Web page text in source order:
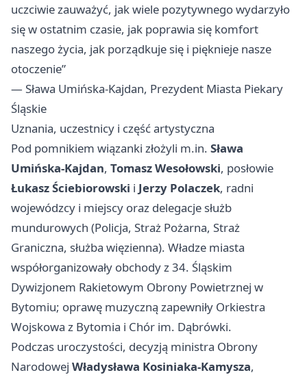
uczciwie zauważyć, jak wiele pozytywnego wydarzyło
się w ostatnim czasie, jak poprawia się komfort
naszego życia, jak porządkuje się i pięknieje nasze
otoczenie”
— Sława Umińska‑Kajdan, Prezydent Miasta Piekary
Śląskie
Uznania, uczestnicy i część artystyczna
Pod pomnikiem wiązanki złożyli m.in. Sława
Umińska‑Kajdan, Tomasz Wesołowski, posłowie
Łukasz Ściebiorowski i Jerzy Polaczek, radni
wojewódzcy i miejscy oraz delegacje służb
mundurowych (Policja, Straż Pożarna, Straż
Graniczna, służba więzienna). Władze miasta
współorganizowały obchody z 34. Śląskim
Dywizjonem Rakietowym Obrony Powietrznej w
Bytomiu; oprawę muzyczną zapewniły Orkiestra
Wojskowa z Bytomia i Chór im. Dąbrówki.
Podczas uroczystości, decyzją ministra Obrony
Narodowej Władysława Kosiniaka‑Kamysza,